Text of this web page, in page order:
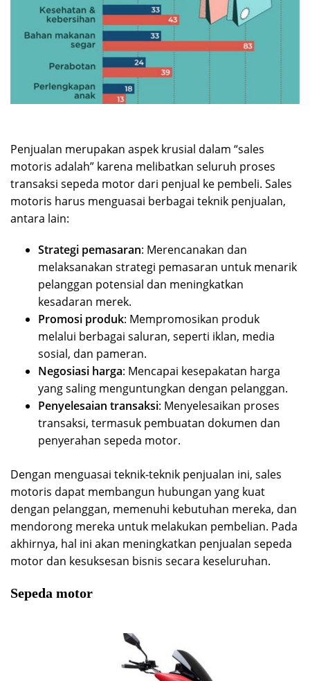
Penjualan merupakan aspek krusial dalam “sales
motoris adalah” karena melibatkan seluruh proses
transaksi sepeda motor dari penjual ke pembeli. Sales
motoris harus menguasai berbagai teknik penjualan,
antara lain:
Strategi pemasaran: Merencanakan dan
melaksanakan strategi pemasaran untuk menarik
pelanggan potensial dan meningkatkan
kesadaran merek.
Promosi produk: Mempromosikan produk
melalui berbagai saluran, seperti iklan, media
sosial, dan pameran.
Negosiasi harga: Mencapai kesepakatan harga
yang saling menguntungkan dengan pelanggan.
Penyelesaian transaksi: Menyelesaikan proses
transaksi, termasuk pembuatan dokumen dan
penyerahan sepeda motor.
Dengan menguasai teknik-teknik penjualan ini, sales
motoris dapat membangun hubungan yang kuat
dengan pelanggan, memenuhi kebutuhan mereka, dan
mendorong mereka untuk melakukan pembelian. Pada
akhirnya, hal ini akan meningkatkan penjualan sepeda
motor dan kesuksesan bisnis secara keseluruhan.
Sepeda motor